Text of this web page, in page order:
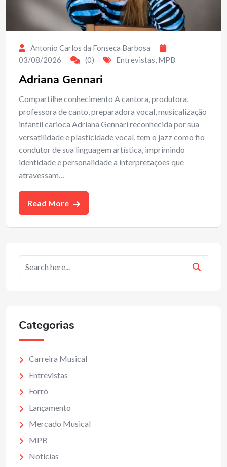
Antonio Carlos da Fonseca Barbosa
03/08/2026
(0) Entrevistas, MPB
Adriana Gennari
Compartilhe conhecimento A cantora, produtora,
professora de canto, preparadora vocal, musicalização
infantil carioca Adriana Gennari reconhecida por sua
versatilidade e plasticidade vocal, tem o jazz como fio
condutor de sua linguagem artística, imprimindo
identidade e personalidade a interpretações que
atravessam…
Read More
Categorias
Carreira Musical
Entrevistas
Forró
Lançamento
Mercado Musical
MPB
Notícias